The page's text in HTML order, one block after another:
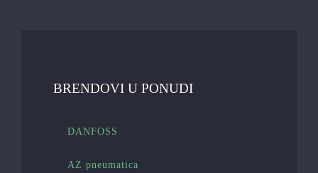
BRENDOVI U PONUDI
DANFOSS
AZ pneumatica